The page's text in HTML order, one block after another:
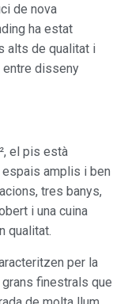
de nova
ha estat
alts de qualitat i
disseny
el pis està
amplis i ben
tres banys,
i una cuina
qualitat.
per la
finestrals que